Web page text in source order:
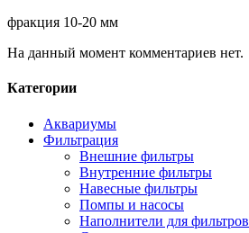
фракция 10-20 мм
На данный момент комментариев нет.
Категории
Аквариумы
Фильтрация
Внешние фильтры
Внутренние фильтры
Навесные фильтры
Помпы и насосы
Наполнители для фильтров